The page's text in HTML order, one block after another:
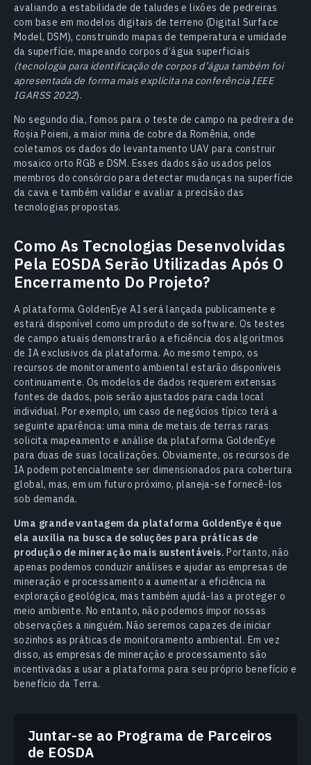
avaliando a estabilidade de taludes e lixões de pedreiras
com base em modelos digitais de terreno (Digital Surface
Model, DSM), construindo mapas de temperatura e umidade
da superfície, mapeando corpos d’água superficiais
(tecnologia para identificação de corpos d’água também foi
apresentada de forma mais explícita na conferência IEEE
IGARSS 2022).
No segundo dia, fomos para o teste de campo na pedreira de
Roșia Poieni, a maior mina de cobre da Romênia, onde
coletamos os dados do levantamento UAV para construir
mosaico orto RGB e DSM. Esses dados são usados pelos
membros do consórcio para detectar mudanças na superfície
da cava e também validar e avaliar a precisão das
tecnologias propostas.
Como As Tecnologias Desenvolvidas
Pela EOSDA Serão Utilizadas Após O
Encerramento Do Projeto?
A plataforma GoldenEye AI será lançada publicamente e
estará disponível como um produto de software. Os testes
de campo atuais demonstrarão a eficiência dos algoritmos
de IA exclusivos da plataforma. Ao mesmo tempo, os
recursos de monitoramento ambiental estarão disponíveis
continuamente. Os modelos de dados requerem extensas
fontes de dados, pois serão ajustados para cada local
individual. Por exemplo, um caso de negócios típico terá a
seguinte aparência: uma mina de metais de terras raras
solicita mapeamento e análise da plataforma GoldenEye
para duas de suas localizações. Obviamente, os recursos de
IA podem potencialmente ser dimensionados para cobertura
global, mas, em um futuro próximo, planeja-se fornecê-los
sob demanda.
Uma grande vantagem da plataforma GoldenEye é que
ela auxilia na busca de soluções para práticas de
produção de mineração mais sustentáveis. Portanto, não
apenas podemos conduzir análises e ajudar as empresas de
mineração e processamento a aumentar a eficiência na
exploração geológica, mas também ajudá-las a proteger o
meio ambiente. No entanto, não podemos impor nossas
observações a ninguém. Não seremos capazes de iniciar
sozinhos as práticas de monitoramento ambiental. Em vez
disso, as empresas de mineração e processamento são
incentivadas a usar a plataforma para seu próprio benefício e
benefício da Terra.
Juntar-se ao Programa de Parceiros
de EOSDA